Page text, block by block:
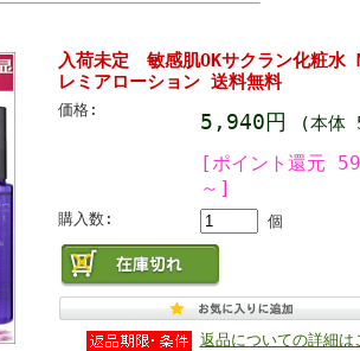
入荷未定 敏感肌OKサクラン化粧水
レミアローション 送料無料
価格: 5,940円 (本体
[ポイント還元 59
～]
購入数: 個
返品についての詳細は